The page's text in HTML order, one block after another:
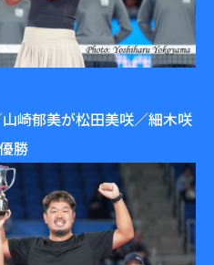
崎郁美が松田美咲／細木咲
勝